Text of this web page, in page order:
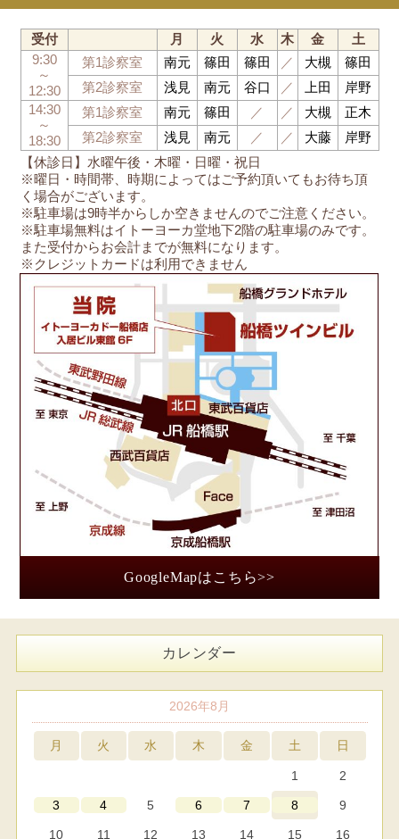
【休診日】水曜午後・木曜・日曜・祝日
※曜日・時間帯、時期によってはご予約頂いてもお待ち頂
く場合がございます。
※駐車場は9時半からしか空きませんのでご注意ください。
※駐車場無料はイトーヨーカ堂地下2階の駐車場のみです。
また受付からお会計までが無料になります。
※クレジットカードは利用できません
受付 月 火 水 木 金
土
9:30
～
12:30
第1診察室 南元 篠田 篠田 ／ 大槻
篠田
第2診察室
浅見 南元 谷口 ／ 上田
岸野
14:30
～
18:30
第1診察室 南元 篠田 ／ ／ 大槻
正木
第2診察室
浅見 南元 ／ ／ 大藤 岸野
GoogleMapはこちら>>
カレンダー
2026年8月
月 火 水 木 金 土 日
1 2
3 4 5 6 7 8 9
10 11 12 13 14 15 16